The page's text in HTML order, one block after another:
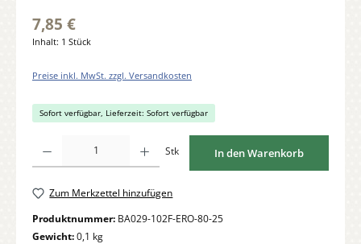
7,85 €
Inhalt: 1 Stück
Preise inkl. MwSt. zzgl. Versandkosten
Sofort verfügbar, Lieferzeit: Sofort verfügbar
Stk In den Warenkorb
Zum Merkzettel hinzufügen
Produktnummer: BA029-102F-ERO-80-25
Gewicht:0,1 kg